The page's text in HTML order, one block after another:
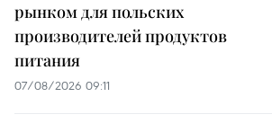
рынком для польских
производителей продуктов
питания
07/08/2026 09:11